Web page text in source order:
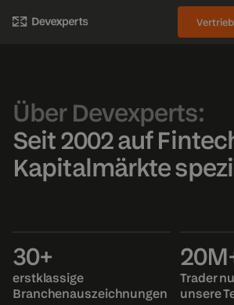
Über Devexperts:
Seit 2002 auf
Kapitalmärkte
30+
erstklassige
Branchenauszeichnungen
Trader
unsere